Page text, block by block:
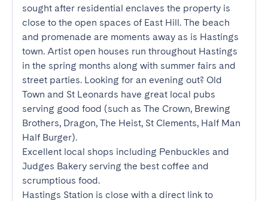
sought after residential enclaves the property is
close to the open spaces of East Hill. The beach
and promenade are moments away as is Hastings
town. Artist open houses run throughout Hastings
in the spring months along with summer fairs and
street parties. Looking for an evening out? Old
Town and St Leonards have great local pubs
serving good food (such as The Crown, Brewing
Brothers, Dragon, The Heist, St Clements, Half Man
Half Burger).
Excellent local shops including Penbuckles and
Judges Bakery serving the best coffee and
scrumptious food.
Hastings Station is close with a direct link to